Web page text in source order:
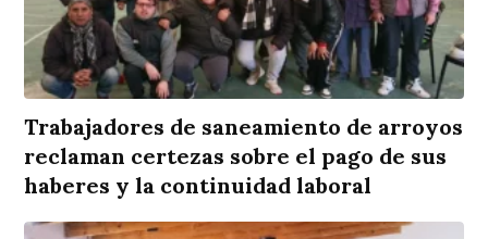
Trabajadores de saneamiento de arroyos
reclaman certezas sobre el pago de sus
haberes y la continuidad laboral